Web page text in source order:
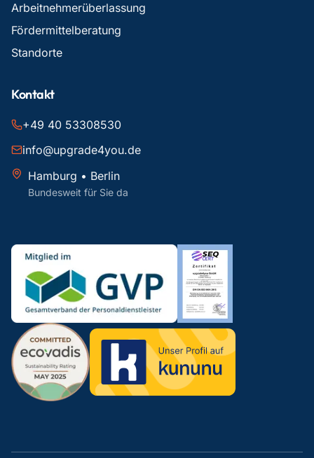
Arbeitnehmerüberlassung
Fördermittelberatung
Standorte
Kontakt
+49 40 53308530
info@upgrade4you.de
Hamburg • Berlin
Bundesweit für Sie da